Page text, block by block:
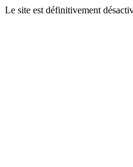
Le site est définitivement